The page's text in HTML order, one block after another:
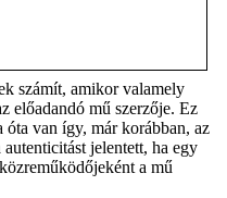
számít, amikor valamely
előadandó mű szerzője. Ez
óta van így, már korábban, az
jelentett, ha egy
a mű